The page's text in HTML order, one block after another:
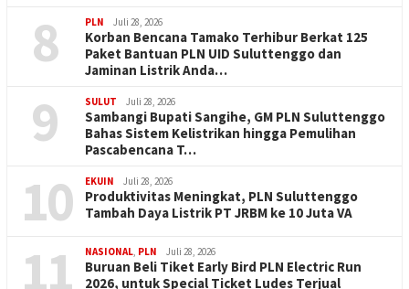
8 PLN Juli 28, 2026
Korban Bencana Tamako Terhibur Berkat 125
Paket Bantuan PLN UID Suluttenggo dan
Jaminan Listrik Anda…
9 SULUT Juli 28, 2026
Sambangi Bupati Sangihe, GM PLN Suluttenggo
Bahas Sistem Kelistrikan hingga Pemulihan
Pascabencana T…
10 EKUIN Juli 28, 2026
Produktivitas Meningkat, PLN Suluttenggo
Tambah Daya Listrik PT JRBM ke 10 Juta VA
11 NASIONAL, PLN Juli 28, 2026
Buruan Beli Tiket Early Bird PLN Electric Run
2026, untuk Special Ticket Ludes Terjual